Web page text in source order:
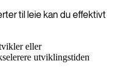
til leie kan du effektivt
eller
utviklingstiden